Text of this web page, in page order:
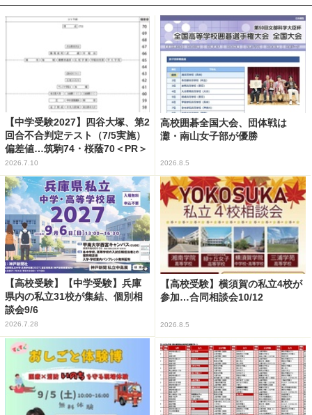
【中学受験2027】四谷大塚、第2
回合不合判定テスト（7/5実施）
偏差値…筑駒74・桜蔭70＜PR＞
2026.7.10
高校囲碁全国大会、団体戦は
灘・南山女子部が優勝
2026.8.5
【高校受験】【中学受験】兵庫
県内の私立31校が集結、個別相
談会9/6
2026.7.28
【高校受験】横須賀の私立4校が
参加…合同相談会10/12
2026.8.5